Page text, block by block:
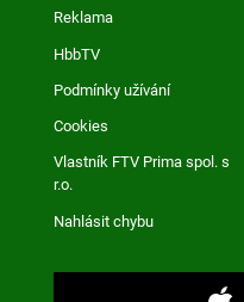
Reklama
HbbTV
Podmínky užívání
Cookies
Vlastník FTV Prima spol. s
r.o.
Nahlásit chybu